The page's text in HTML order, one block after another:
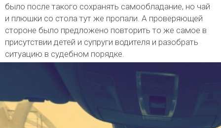
было после такого сохранять самообладание, но чай
и плюшки со стола тут же пропали. А проверяющей
стороне было предложено повторить то же самое в
присутствии детей и супруги водителя и разобрать
ситуацию в судебном порядке.